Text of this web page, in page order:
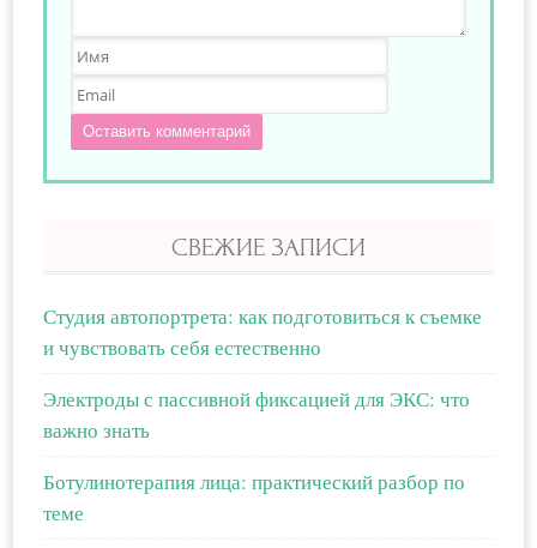
Оставить комментарий
СВЕЖИЕ ЗАПИСИ
Студия автопортрета: как подготовиться к съемке
и чувствовать себя естественно
Электроды с пассивной фиксацией для ЭКС: что
важно знать
Ботулинотерапия лица: практический разбор по
теме